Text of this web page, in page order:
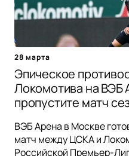
28 марта
Эпическое
Локомотива на ВЭБ
пропустите матч
ВЭБ Арена в Москве
матч между ЦСКА и
Российской Премьер-